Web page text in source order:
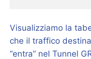
Visualizziamo la
che il traffico
“entra” nel Tunnel